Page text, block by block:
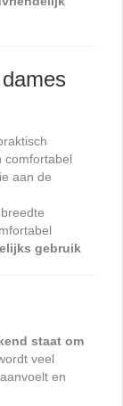
comfortabel
aan de
gebruik
staat om
veel
en